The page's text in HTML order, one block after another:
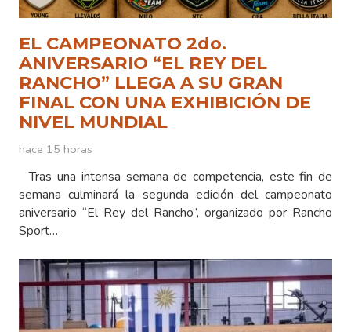
EL CAMPEONATO 2do.
ANIVERSARIO “EL REY DEL
RANCHO” LLEGA A SU GRAN
FINAL CON UNA EXHIBICIÓN DE
NIVEL MUNDIAL
hace 15 horas
Tras una intensa semana de competencia, este fin de
semana culminará la segunda edición del campeonato
aniversario “El Rey del Rancho”, organizado por Rancho
Sport…